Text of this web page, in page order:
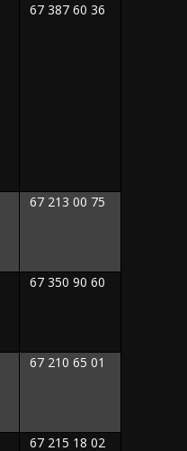
67 387 60 36
67 213 00 75
67 350 90 60
67 210 65 01
67 215 18 02